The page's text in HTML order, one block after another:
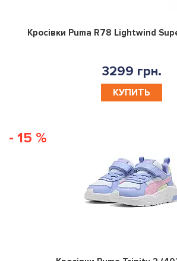
Кросівки Puma R78 Lightwind
3299 грн.
КУПИТЬ
- 15 %